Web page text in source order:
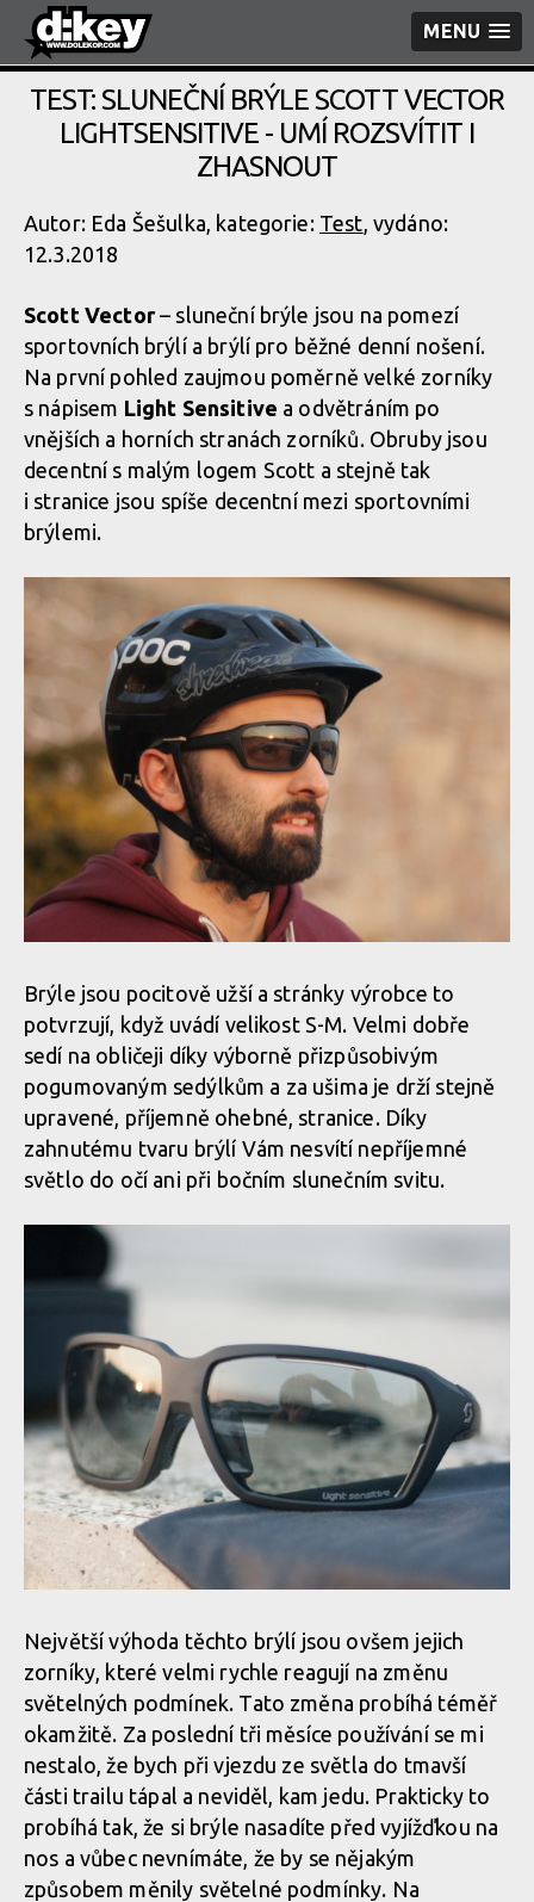
MENU
TEST: SLUNEČNÍ BRÝLE SCOTT VECTOR
LIGHTSENSITIVE - UMÍ ROZSVÍTIT I
ZHASNOUT
Autor: Eda Šešulka, kategorie: Test, vydáno:
12.3.2018
Scott Vector– sluneční brýle jsou na pomezí
sportovních brýlí a brýlí pro běžné denní nošení.
Na první pohled zaujmou poměrně velké zorníky
s nápisem Light Sensitive a odvětráním po
vnějších a horních stranách zorníků. Obruby jsou
decentní s malým logem Scott a stejně tak
i stranice jsou spíše decentní mezi sportovními
brýlemi.
Brýle jsou pocitově užší a stránky výrobce to
potvrzují, když uvádí velikost S-M. Velmi dobře
sedí na obličeji díky výborně přizpůsobivým
pogumovaným sedýlkům a za ušima je drží stejně
upravené, příjemně ohebné, stranice. Díky
zahnutému tvaru brýlí Vám nesvítí nepříjemné
světlo do očí ani při bočním slunečním svitu.
Největší výhoda těchto brýlí jsou ovšem jejich
zorníky, které velmi rychle reagují na změnu
světelných podmínek. Tato změna probíhá téměř
okamžitě. Za poslední tři měsíce používání se mi
nestalo, že bych při vjezdu ze světla do tmavší
části trailu tápal a neviděl, kam jedu. Prakticky to
probíhá tak, že si brýle nasadíte před vyjížďkou na
nos a vůbec nevnímáte, že by se nějakým
způsobem měnily světelné podmínky. Na